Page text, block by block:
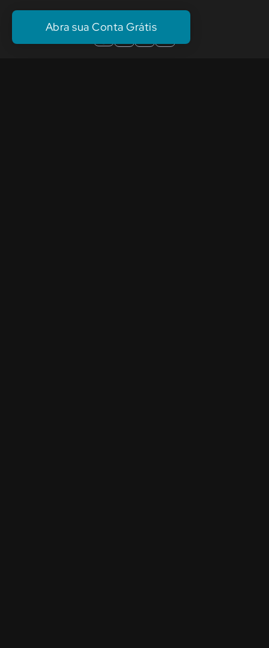
Compartilhe nas redes:
Abra sua Conta Grátis